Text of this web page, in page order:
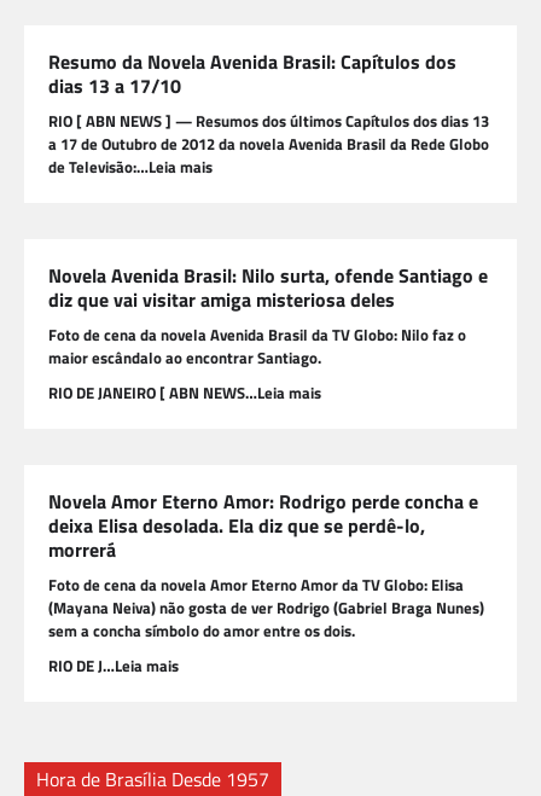
Resumo da Novela Avenida Brasil: Capítulos dos
dias 13 a 17/10
RIO [ ABN NEWS ] — Resumos dos últimos Capítulos dos dias 13
a 17 de Outubro de 2012 da novela Avenida Brasil da Rede Globo
de Televisão:…Leia mais
Novela Avenida Brasil: Nilo surta, ofende Santiago e
diz que vai visitar amiga misteriosa deles
Foto de cena da novela Avenida Brasil da TV Globo: Nilo faz o
maior escândalo ao encontrar Santiago.
RIO DE JANEIRO [ ABN NEWS…Leia mais
Novela Amor Eterno Amor: Rodrigo perde concha e
deixa Elisa desolada. Ela diz que se perdê-lo,
morrerá
Foto de cena da novela Amor Eterno Amor da TV Globo: Elisa
(Mayana Neiva) não gosta de ver Rodrigo (Gabriel Braga Nunes)
sem a concha símbolo do amor entre os dois.
RIO DE J…Leia mais
Hora de Brasília Desde 1957